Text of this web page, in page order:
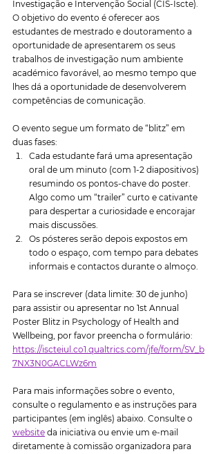
Investigação e Intervenção Social (CIS-Iscte).
O objetivo do evento é oferecer aos
estudantes de mestrado e doutoramento a
oportunidade de apresentarem os seus
trabalhos de investigação num ambiente
académico favorável, ao mesmo tempo que
lhes dá a oportunidade de desenvolverem
competências de comunicação.
O evento segue um formato de “blitz” em
duas fases:
Cada estudante fará uma apresentação
oral de um minuto (com 1-2 diapositivos)
resumindo os pontos-chave do poster.
Algo como um “trailer” curto e cativante
para despertar a curiosidade e encorajar
mais discussões.
Os pósteres serão depois expostos em
todo o espaço, com tempo para debates
informais e contactos durante o almoço.
Para se inscrever (data limite: 30 de junho)
para assistir ou apresentar no 1st Annual
Poster Blitz in Psychology of Health and
Wellbeing, por favor preencha o formulário:
https://iscteiul.co1.qualtrics.com/jfe/form/SV_b
7NX3N0GACLWz6m
Para mais informações sobre o evento,
consulte o regulamento e as instruções para
participantes (em inglês) abaixo. Consulte o
website da iniciativa ou envie um e-mail
diretamente à comissão organizadora para